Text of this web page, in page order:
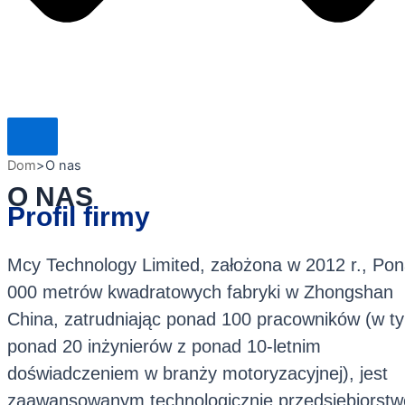
Dom>O nas
O NAS
Profil firmy
Mcy Technology Limited, założona w 2012 r.,
000 metrów kwadratowych fabryki w Zhongshan
China, zatrudniając ponad 100 pracowników (w
ponad 20 inżynierów z ponad 10-letnim
doświadczeniem w branży motoryzacyjnej), jest
zaawansowanym technologicznie